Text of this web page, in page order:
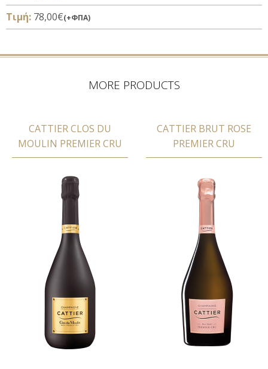
Τιμή: 78,00€(+ΦΠΑ)
MORE PRODUCTS
CATTIER CLOS DU
MOULIN PREMIER CRU
CATTIER BRUT ROSE
PREMIER CRU